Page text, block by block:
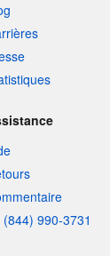
(844) 990-3731